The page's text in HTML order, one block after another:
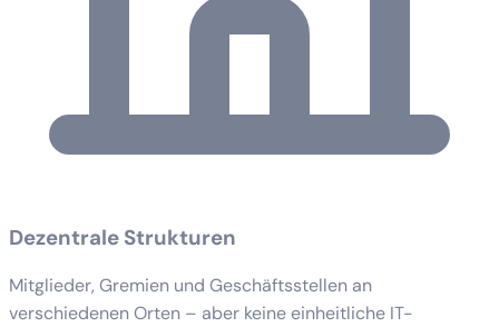
Dezentrale Strukturen
Mitglieder, Gremien und Geschäftsstellen an
verschiedenen Orten – aber keine einheitliche IT-